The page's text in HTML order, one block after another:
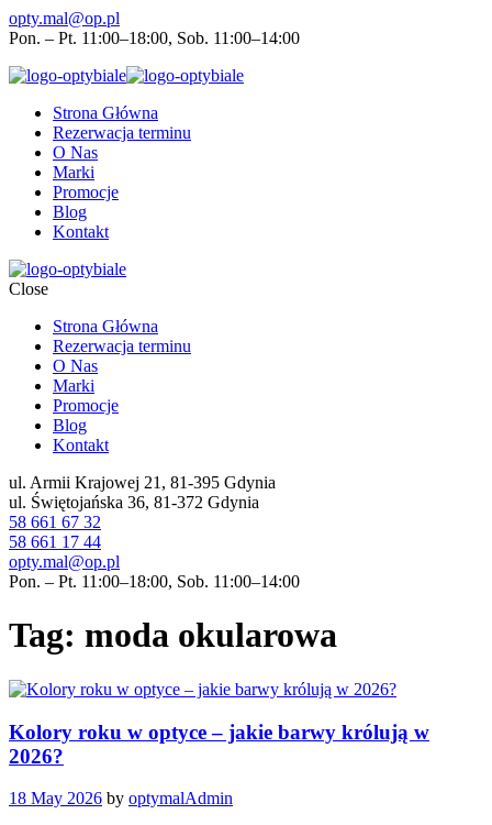
opty.mal@op.pl
Pon. – Pt. 11:00–18:00, Sob. 11:00–14:00
Strona Główna
Rezerwacja terminu
O Nas
Marki
Promocje
Blog
Kontakt
Close
Strona Główna
Rezerwacja terminu
O Nas
Marki
Promocje
Blog
Kontakt
ul. Armii Krajowej 21, 81-395 Gdynia
ul. Świętojańska 36, 81-372 Gdynia
58 661 67 32
58 661 17 44
opty.mal@op.pl
Pon. – Pt. 11:00–18:00, Sob. 11:00–14:00
Tag: moda okularowa
Kolory roku w optyce – jakie barwy królują w
2026?
18 May 2026 by optymalAdmin